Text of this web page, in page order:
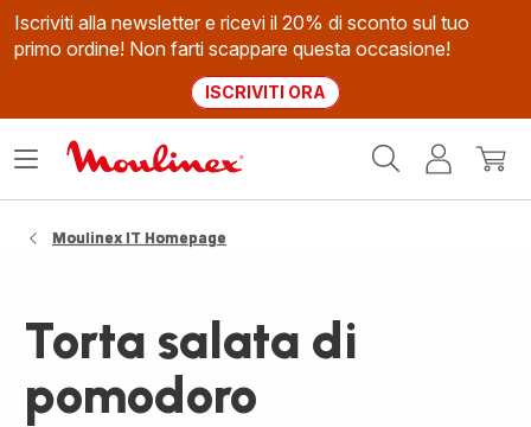
Iscriviti alla newsletter e ricevi il 20% di sconto sul tuo
primo ordine! Non farti scappare questa occasione!
ISCRIVITI ORA
Il
Apri
Moulinex IT Homepage
Torta salata di
pomodoro